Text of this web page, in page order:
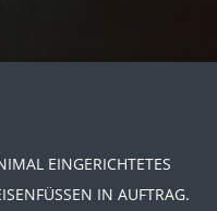
EINGERICHTETES
IN AUFTRAG.